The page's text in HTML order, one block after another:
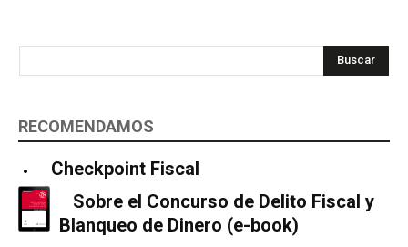
Buscar
RECOMENDAMOS
Checkpoint Fiscal
Sobre el Concurso de Delito Fiscal y
Blanqueo de Dinero (e-book)